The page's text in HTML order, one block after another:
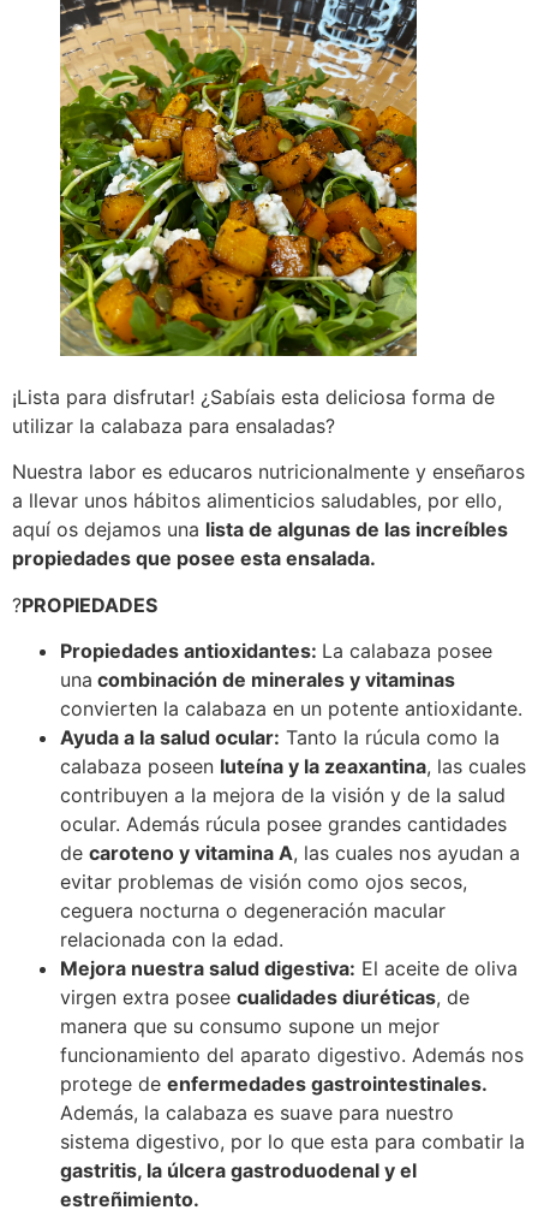
¡Lista para disfrutar! ¿Sabíais esta deliciosa forma de
utilizar la calabaza para ensaladas?
Nuestra labor es educaros nutricionalmente y enseñaros
a llevar unos hábitos alimenticios saludables, por ello,
aquí os dejamos una lista de algunas de las increíbles
propiedades que posee esta ensalada.
?PROPIEDADES
Propiedades antioxidantes: La calabaza posee
una combinación de minerales y vitaminas
convierten la calabaza en un potente antioxidante.
Ayuda a la salud ocular: Tanto la rúcula como la
calabaza poseen luteína y la zeaxantina, las cuales
contribuyen a la mejora de la visión y de la salud
ocular. Además rúcula posee grandes cantidades
de caroteno y vitamina A, las cuales nos ayudan a
evitar problemas de visión como ojos secos,
ceguera nocturna o degeneración macular
relacionada con la edad.
Mejora nuestra salud digestiva: El aceite de oliva
virgen extra posee cualidades diuréticas, de
manera que su consumo supone un mejor
funcionamiento del aparato digestivo. Además nos
protege de enfermedades gastrointestinales.
Además, la calabaza es suave para nuestro
sistema digestivo, por lo que esta para combatir la
gastritis, la úlcera gastroduodenal y el
estreñimiento.